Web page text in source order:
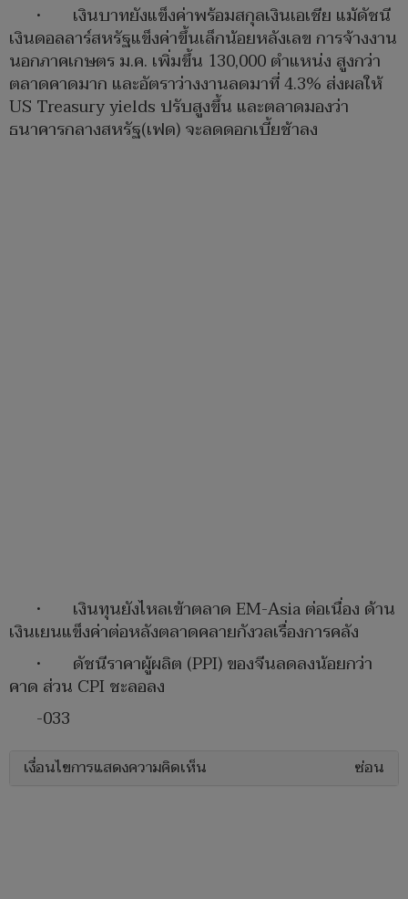
• เงินบาทยังแข็งค่าพร้อมสกุลเงินเอเชีย แม้ดัชนี
เงินดอลลาร์สหรัฐแข็งค่าขึ้นเล็กน้อยหลังเลข การจ้างงาน
นอกภาคเกษตร ม.ค. เพิ่มขึ้น 130,000 ตำแหน่ง สูงกว่า
ตลาดคาดมาก และอัตราว่างงานลดมาที่ 4.3% ส่งผลให้
US Treasury yields ปรับสูงขึ้น และตลาดมองว่า
ธนาคารกลางสหรัฐ(เฟด) จะลดดอกเบี้ยช้าลง
• เงินทุนยังไหลเข้าตลาด EM-Asia ต่อเนื่อง ด้าน
เงินเยนแข็งค่าต่อหลังตลาดคลายกังวลเรื่องการคลัง
• ดัชนีราคาผู้ผลิต (PPI) ของจีนลดลงน้อยกว่า
คาด ส่วน CPI ชะลอลง
-033
เงื่อนไขการแสดงความคิดเห็น ซ่อน